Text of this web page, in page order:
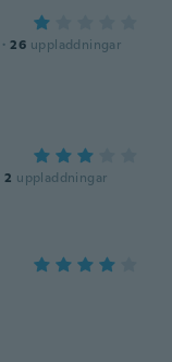
· 26 uppladdningar
2 uppladdningar